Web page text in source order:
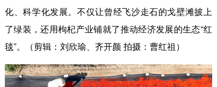
化、科学化发展。不仅让曾经飞沙走石的戈壁滩披上
了绿装，还用枸杞产业铺就了推动经济发展的生态“红
毯”。（剪辑：刘欣瑜、齐开颜 拍摄：曹红祖）